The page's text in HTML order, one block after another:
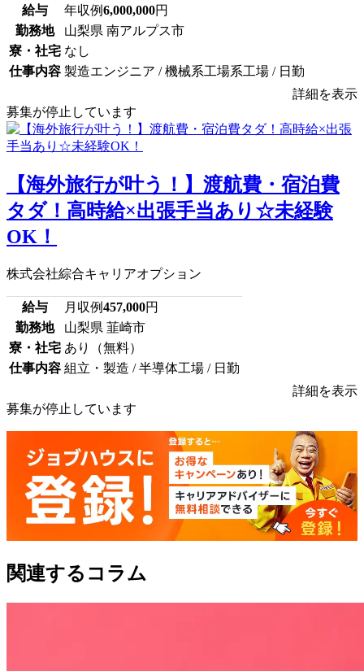
給与 年収例6,000,000円
勤務地
山梨県 南アルプス市
寮・社宅 なし
仕事内容 製造エンジニア / 機械系工場系工場 / 日勤
詳細を表示
募集が停止しています
【海外旅行が叶う！】渡航費・宿泊費
タダ！高時給×出張手当あり☆未経験
OK！
株式会社綜合キャリアオプション
給与 月収例457,000円
勤務地
山梨県 韮崎市
寮・社宅 あり（無料）
仕事内容 組立・製造 / 半導体工場 / 日勤
詳細を表示
募集が停止しています
関連するコラム